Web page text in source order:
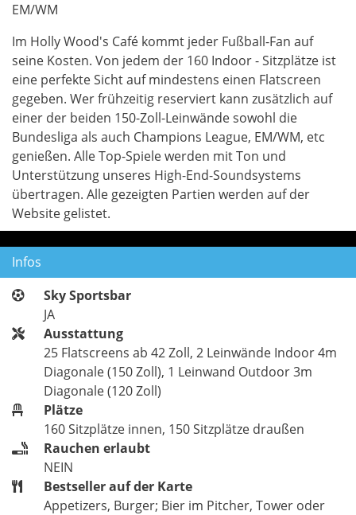
EM/WM
Im Holly Wood's Café kommt jeder Fußball-Fan auf
seine Kosten. Von jedem der 160 Indoor - Sitzplätze ist
eine perfekte Sicht auf mindestens einen Flatscreen
gegeben. Wer frühzeitig reserviert kann zusätzlich auf
einer der beiden 150-Zoll-Leinwände sowohl die
Bundesliga als auch Champions League, EM/WM, etc
genießen. Alle Top-Spiele werden mit Ton und
Unterstützung unseres High-End-Soundsystems
übertragen. Alle gezeigten Partien werden auf der
Website gelistet.
Infos
Sky Sportsbar
JA
Ausstattung
25 Flatscreens ab 42 Zoll, 2 Leinwände Indoor 4m
Diagonale (150 Zoll), 1 Leinwand Outdoor 3m
Diagonale (120 Zoll)
Plätze
160 Sitzplätze innen, 150 Sitzplätze draußen
Rauchen erlaubt
NEIN
Bestseller auf der Karte
Appetizers, Burger; Bier im Pitcher, Tower oder